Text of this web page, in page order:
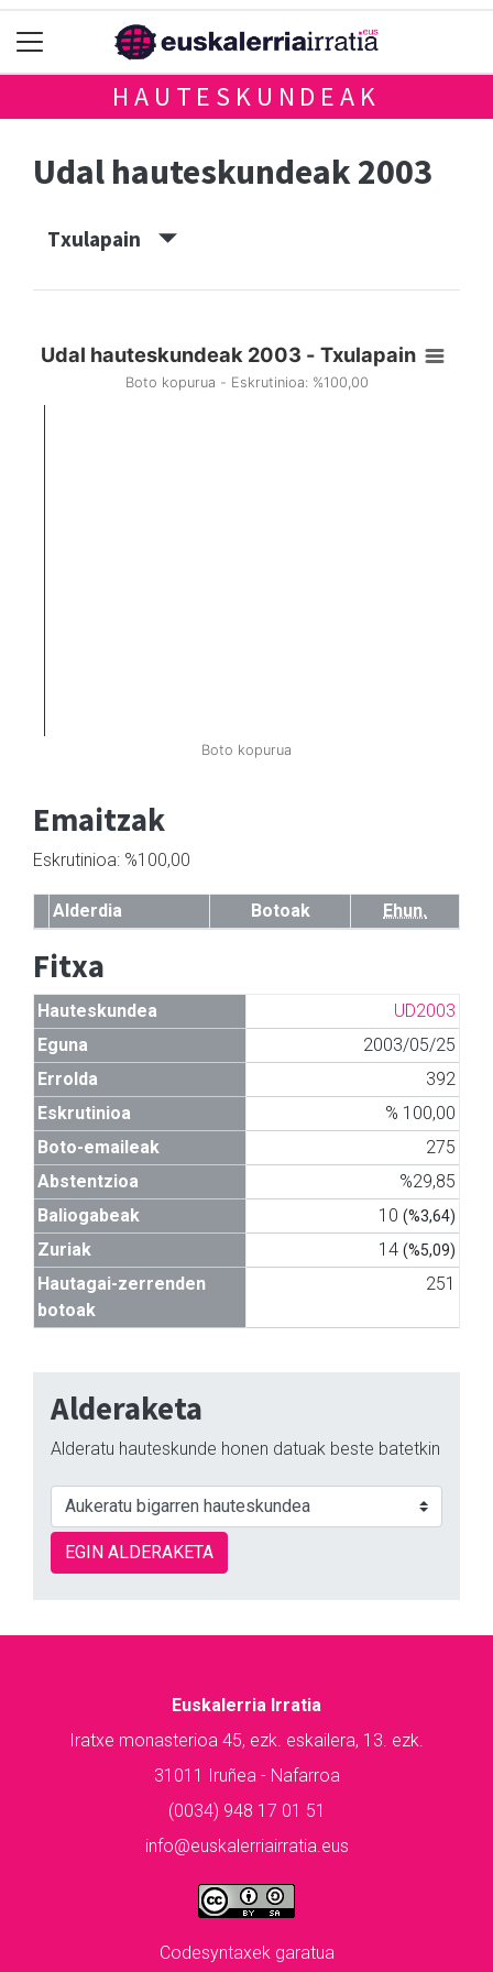
HAUTESKUNDEAK
Udal hauteskundeak 2003
Txulapain
Boto kopurua
Udal hauteskundeak 2003 - Txulapain
Boto kopurua - Eskrutinioa: %100,00
Emaitzak
Eskrutinioa: %100,00
Alderdia Botoak Ehun.
Fitxa
Hauteskundea
UD2003
Eguna
2003/05/25
Errolda
392
Eskrutinioa
% 100,00
Boto-emaileak
275
Abstentzioa
%29,85
Baliogabeak
10 (%3,64)
Zuriak 14 (%5,09)
Hautagai-zerrenden
botoak
251
Alderaketa
Alderatu hauteskunde honen datuak beste batetkin
EGIN ALDERAKETA
Euskalerria Irratia
Iratxe monasterioa 45, ezk. eskailera, 13. ezk.
31011 Iruñea - Nafarroa
(0034) 948 17 01 51
info@euskalerriairratia.eus
Codesyntaxek garatua